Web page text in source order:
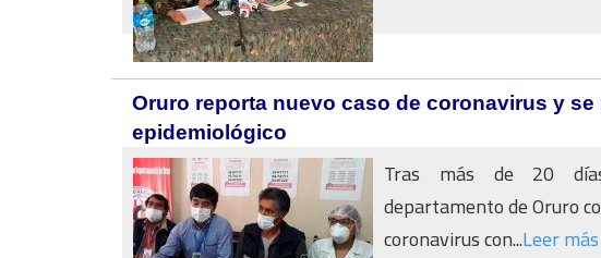
Oruro reporta nuevo caso de coronavirus y
epidemiológico
Tras más de 20
departamento de Oruro
coronavirus con...Leer más